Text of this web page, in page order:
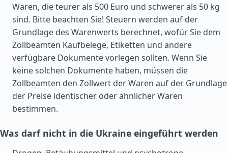
Waren, die teurer als 500 Euro und schwerer als 50 kg
sind. Bitte beachten Sie! Steuern werden auf der
Grundlage des Warenwerts berechnet, wofür Sie dem
Zollbeamten Kaufbelege, Etiketten und andere
verfügbare Dokumente vorlegen sollten. Wenn Sie
keine solchen Dokumente haben, müssen die
Zollbeamten den Zollwert der Waren auf der Grundlage
der Preise identischer oder ähnlicher Waren
bestimmen.
Was darf nicht in die Ukraine eingeführt werden